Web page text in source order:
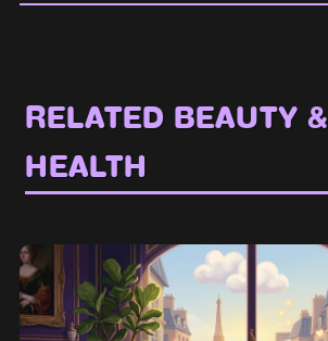
RELATED BEAUTY &
HEALTH